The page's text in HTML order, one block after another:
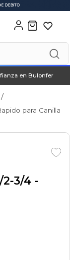
en Bulonfer
para Canilla
2-3/4 -